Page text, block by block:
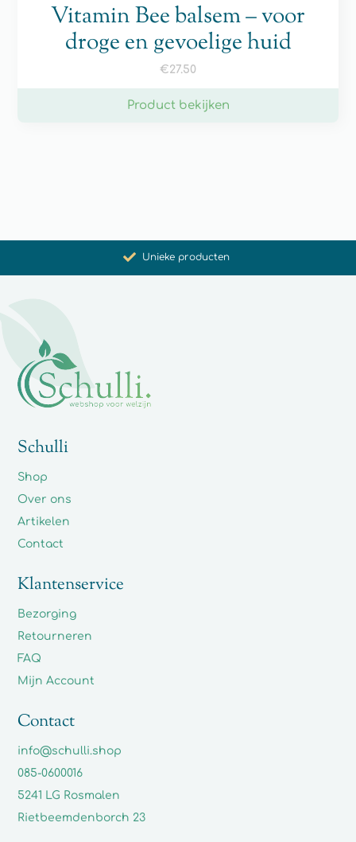
Vitamin Bee balsem – voor
droge en gevoelige huid
€27.50
Product bekijken
Synergistische werking
Schulli
Shop
Over ons
Artikelen
Contact
Klantenservice
Bezorging
Retourneren
FAQ
Mijn Account
Contact
info@schulli.shop
085-0600016
5241 LG Rosmalen
Rietbeemdenborch 23